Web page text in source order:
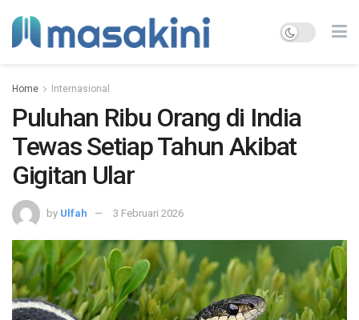
Home Internasional
Puluhan Ribu Orang di India
Tewas Setiap Tahun Akibat
Gigitan Ular
by Ulfah 3 Februari 2026